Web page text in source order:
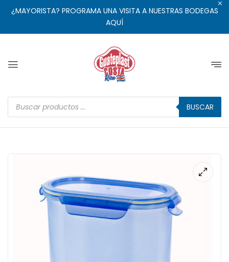
¿MAYORISTA? PROGRAMA UNA VISITA A NUESTRAS BODEGAS
AQUÍ
BUSCAR